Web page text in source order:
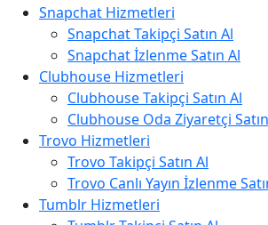
Snapchat Hizmetleri
Snapchat Takipçi Satın Al
Snapchat İzlenme Satın Al
Clubhouse Hizmetleri
Clubhouse Takipçi Satın Al
Clubhouse Oda Ziyaretçi
Trovo Hizmetleri
Trovo Takipçi Satın Al
Trovo Canlı Yayın İzlenme
Tumblr Hizmetleri